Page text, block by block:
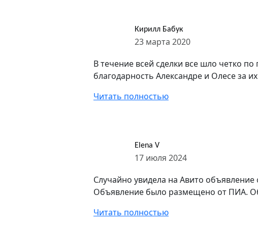
Кирилл Бабук
23 марта 2020
В течение всей сделки все шло четко
благодарность Александре и Олесе за
Читать полностью
Elena V
17 июля 2024
Случайно увидела на Авито
Объявление было размещено от ПИА.
Читать полностью